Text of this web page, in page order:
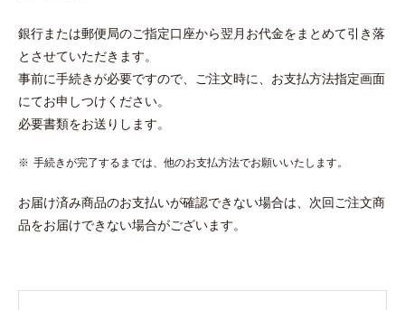
銀行または郵便局のご指定口座から翌月お代金をまとめて引き落
とさせていただきます。
事前に手続きが必要ですので、ご注文時に、お支払方法指定画面
にてお申しつけください。
必要書類をお送りします。
手続きが完了するまでは、他のお支払方法でお願いいたします。
お届け済み商品のお支払いが確認できない場合は、次回ご注文商
品をお届けできない場合がございます。